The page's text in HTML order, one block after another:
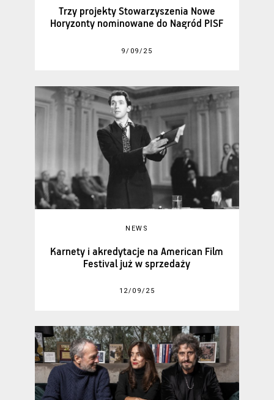
Trzy projekty Stowarzyszenia Nowe
Horyzonty nominowane do Nagród PISF
9/09/25
NEWS
Karnety i akredytacje na American Film
Festival już w sprzedaży
12/09/25